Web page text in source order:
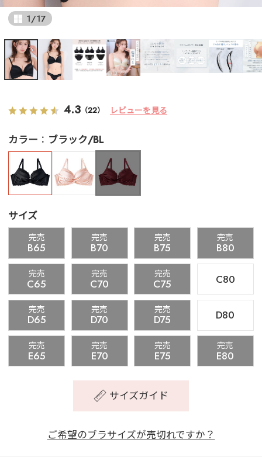
1/17
4.3 （22） レビューを見る
カラー ブラック/BL
サイズ
完売
B65
完売
B70
完売
B75
完売
B80
完売
C65
完売
C70
完売
C75 C80
完売
D65
完売
D70
完売
D75 D80
完売
E65
完売
E70
完売
E75
完売
E80
サイズガイド
ご希望のブラサイズが売切れですか？